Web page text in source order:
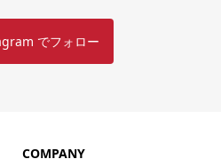
でフォロー
COMPANY